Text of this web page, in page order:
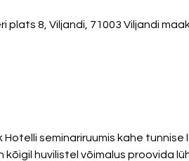
plats 8, Viljandi, 71003 Viljandi
Hotelli seminariruumis kahe
huvilistel võimalus proovida